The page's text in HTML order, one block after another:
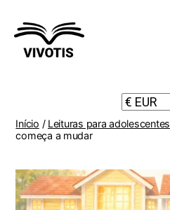
Início / Leituras para adolescentes
começa a mudar